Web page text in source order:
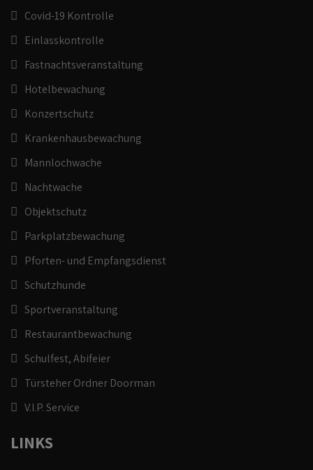
Covid-19 Kontrolle
Einlasskontrolle
Fastnachtsveranstaltung
Hotelbewachung
Konzertschutz
Krankenhausbewachung
Mannlochwache
Nachtwache
Objektschutz
Parkplatzbewachung
Pforten- und Empfangsdienst
Schutzhunde
Sportveranstaltung
Restaurantbewachung
Schulfest, Abifeier
Türsteher Ordner Doorman
V.I.P. Service
LINKS